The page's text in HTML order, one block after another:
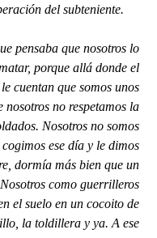
del subteniente.
pensaba que nosotros lo
porque allá donde el
cuentan que somos unos
nosotros no respetamos la
Nosotros no somos
ese día y le dimos
dormía más bien que un
como guerrilleros
el suelo en un cocoito de
la toldillera y ya. A ese